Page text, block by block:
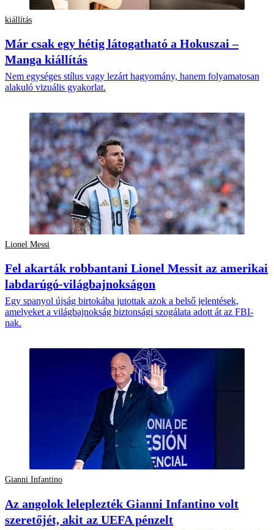
kiállítás
Már csak egy hétig látogatható a Hokuszai –
Manga kiállítás
Nem egységes stílus vagy lezárt hagyomány, hanem folyamatosan
alakuló vizuális gyakorlat.
Lionel Messi
Fel akarták robbantani Lionel Messit az amerikai
labdarúgó-világbajnokságon
Egy spanyol újság birtokába jutottak azok a belső jelentések,
amelyeket a világbajnokság biztonsági szogálata adott át az FBI-
nak.
Gianni Infantino
Az angolok leleplezték Gianni Infantino volt
szeretőjét, akit az UEFA pénzelt